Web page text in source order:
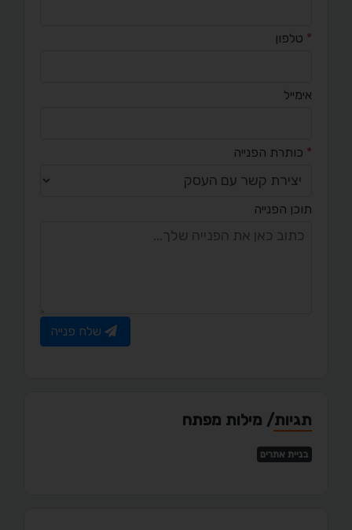
* טלפון
אימייל
* כותרת הפנייה
תוכן הפנייה
שלח פנייה
תגיות/ מילות מפתח
בניית אתרים